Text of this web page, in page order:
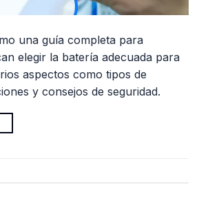
una guía completa para
elegir la batería adecuada para
aspectos como tipos de
y consejos de seguridad.